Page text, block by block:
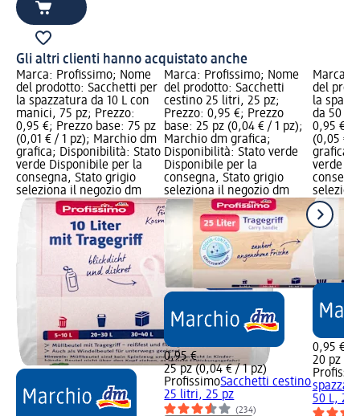
Gli altri clienti hanno acquistato anche
Marca: Profissimo; Nome
del prodotto: Sacchetti per
la spazzatura da 10 L con
manici, 75 pz; Prezzo:
0,95 €; Prezzo base: 75 pz
(0,01 € / 1 pz); Marchio dm
grafica; Disponibilità: Stato
verde Disponibile per la
consegna, Stato grigio
seleziona il negozio dm
Marca: Profissimo; Nome
del prodotto: Sacchetti
cestino 25 litri, 25 pz;
Prezzo: 0,95 €; Prezzo
base: 25 pz (0,04 € / 1 pz);
Marchio dm grafica;
Disponibilità: Stato verde
Disponibile per la
consegna, Stato grigio
seleziona il negozio dm
0,95 €
25 pz (0,04 € / 1 pz)
ProfissimoSacchetti cestino
25 litri, 25 pz
(234)
Marca:
del
la
da 50 L,
0,95 €;
(0,05 € /
grafica;
verde
0,95 €
20 pz
50 L, 20